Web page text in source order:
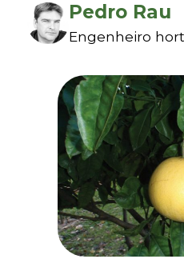
Pedro Rau
Engenheiro